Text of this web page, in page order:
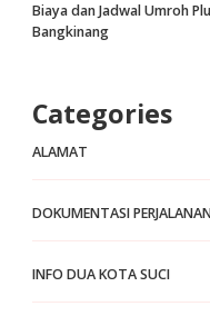
Biaya dan Jadwal Umroh
Bangkinang
Categories
ALAMAT
DOKUMENTASI
INFO DUA KOTA SUCI